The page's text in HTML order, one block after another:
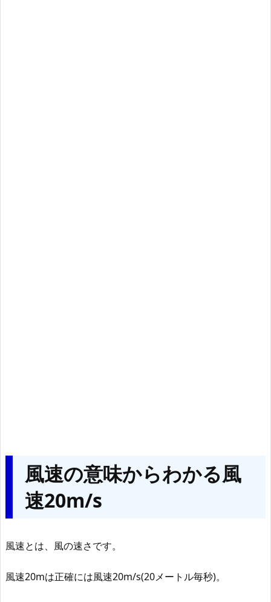
風速の意味からわかる風
速20m/s
風速とは、風の速さです。
風速20mは正確には風速20m/s(20メートル毎秒)。